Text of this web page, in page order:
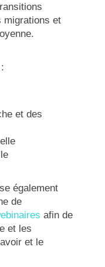
migrations et
et des
également
de
afin de
et les
et le